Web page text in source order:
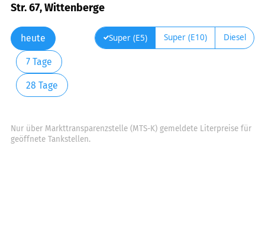
Str. 67, Wittenberge
heute
7 Tage
28 Tage
Super (E5) Super (E10) Diesel
Nur über Markttransparenzstelle (MTS-K) gemeldete Literpreise für
geöffnete Tankstellen.